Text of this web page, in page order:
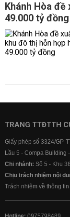
Khánh Hòa
49.000 tỷ đồng
TRANG TTĐTTH
Giấy phép số 3324/GP-
Lầu 5 - Compa Building
Chi nhánh: Số 5 - Khu
Chịu trách nhiệm nội
Trách nhiệm về thông tin